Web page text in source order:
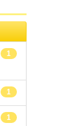
1
1
1